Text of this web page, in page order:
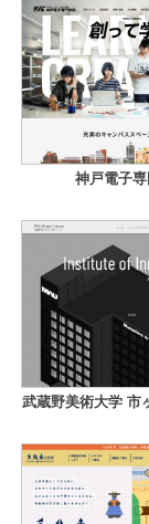
神戸電子
武蔵野美術大学 市